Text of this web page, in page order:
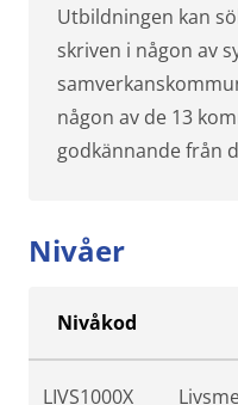
Utbildningen kan
skriven i någon av
någon av de 13
godkännande från
Nivåer
Nivåkod
LIVS1000X